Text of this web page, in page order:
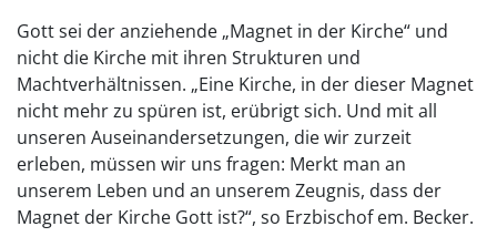
Gott sei der anziehende „Magnet in der Kirche“ und
nicht die Kirche mit ihren Strukturen und
Machtverhältnissen. „Eine Kirche, in der dieser Magnet
nicht mehr zu spüren ist, erübrigt sich. Und mit all
unseren Auseinandersetzungen, die wir zurzeit
erleben, müssen wir uns fragen: Merkt man an
unserem Leben und an unserem Zeugnis, dass der
Magnet der Kirche Gott ist?“, so Erzbischof em. Becker.